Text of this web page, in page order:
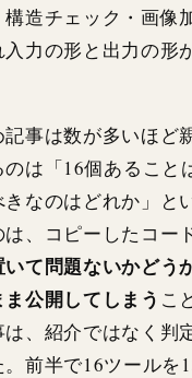
造チェック・画像
力の形と出力の形
事は数が多いほど
は「16個あること
なのはどれか」と
、コピーしたコー
て問題ないかどう
公開してしまう こ
、紹介ではなく判
前半で16ツールを